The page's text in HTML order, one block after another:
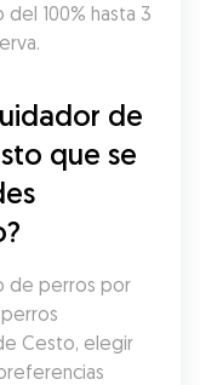
100% hasta 3
de
que se
de perros por
Cesto, elegir